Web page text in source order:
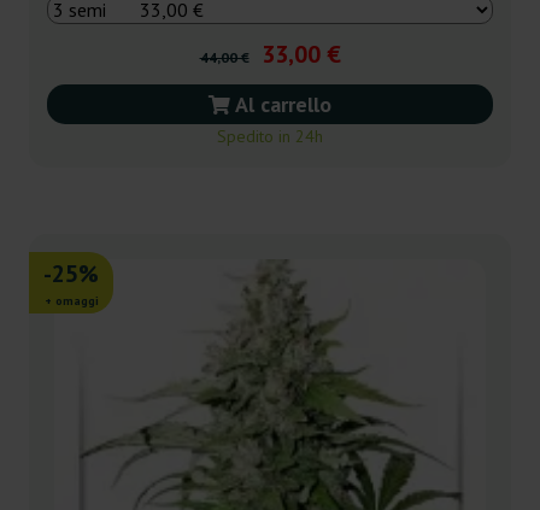
44,00 € 33,00 €
Al carrello
Spedito in 24h
-25%
+ omaggi